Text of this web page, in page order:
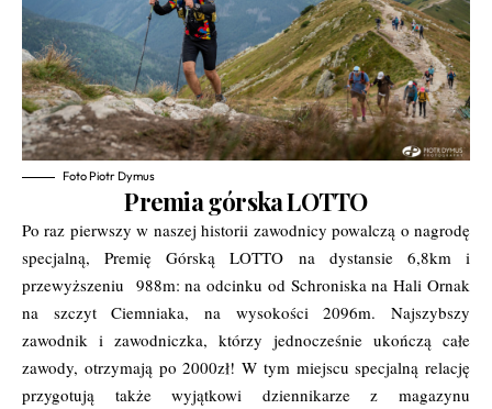
Foto Piotr Dymus
Premia górska LOTTO
Po raz pierwszy w naszej historii zawodnicy powalczą o nagrodę
specjalną, Premię Górską LOTTO na dystansie 6,8km i
przewyższeniu 988m: na odcinku od Schroniska na Hali Ornak
na szczyt Ciemniaka, na wysokości 2096m. Najszybszy
zawodnik i zawodniczka, którzy jednocześnie ukończą całe
zawody, otrzymają po 2000zł! W tym miejscu specjalną relację
przygotują także wyjątkowi dziennikarze z magazynu